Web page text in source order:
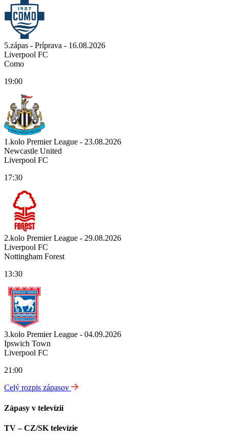
5.zápas - Príprava - 16.08.2026
Liverpool FC
Como
19:00
1.kolo Premier League - 23.08.2026
Newcastle United
Liverpool FC
17:30
2.kolo Premier League - 29.08.2026
Liverpool FC
Nottingham Forest
13:30
3.kolo Premier League - 04.09.2026
Ipswich Town
Liverpool FC
21:00
Celý rozpis zápasov
Zápasy v televízií
TV – CZ/SK televízie